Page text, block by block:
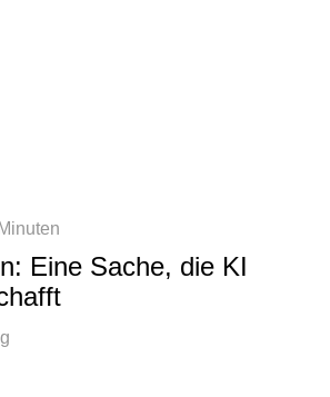
Eine Sache, die KI